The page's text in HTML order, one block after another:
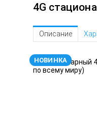
4G
Описание
НОВИНКА